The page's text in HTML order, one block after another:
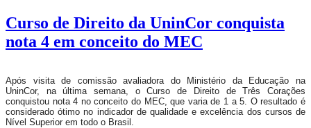
Curso de Direito da UninCor conquista
nota 4 em conceito do MEC
Após visita de comissão avaliadora do Ministério da Educação na
UninCor, na última semana, o Curso de Direito de Três Corações
conquistou nota 4 no conceito do MEC, que varia de 1 a 5. O resultado é
considerado ótimo no indicador de qualidade e excelência dos cursos de
Nível Superior em todo o Brasil.